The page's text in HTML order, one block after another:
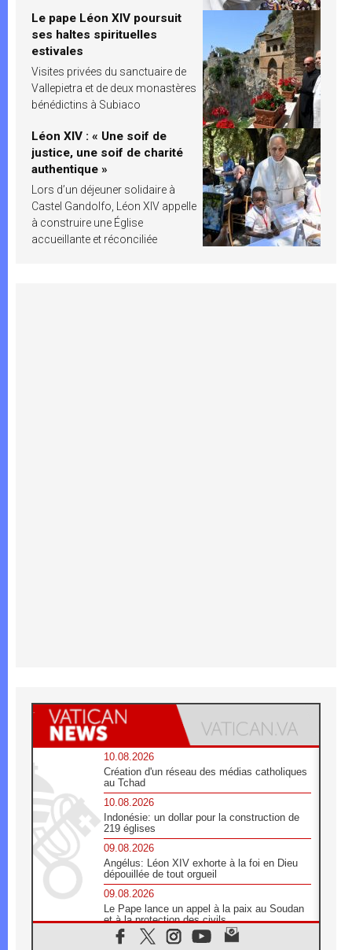
Le pape Léon XIV poursuit
ses haltes spirituelles
estivales
Visites privées du sanctuaire de
Vallepietra et de deux monastères
bénédictins à Subiaco
Léon XIV : « Une soif de
justice, une soif de charité
authentique »
Lors d’un déjeuner solidaire à
Castel Gandolfo, Léon XIV appelle
à construire une Église
accueillante et réconciliée
10.08.2026
Création d'un réseau des médias catholiques
au Tchad
10.08.2026
Indonésie: un dollar pour la construction de
219 églises
09.08.2026
Angélus: Léon XIV exhorte à la foi en Dieu
dépouillée de tout orgueil
09.08.2026
Le Pape lance un appel à la paix au Soudan
et à la protection des civils
09.08.2026